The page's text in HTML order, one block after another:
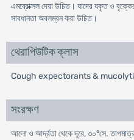
এমব্রোক্সল দেয়া উচিত। যাদের যকৃত ও বৃক্কের
সাবধানতা অবলম্বন করা উচিত।
থেরাপিউটিক ক্লাস
Cough expectorants &
সংরক্ষণ
আলো ও আর্দ্রতা থেকে দূরে, ৩০°সে.